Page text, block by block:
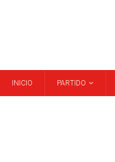
INICIO PARTIDO